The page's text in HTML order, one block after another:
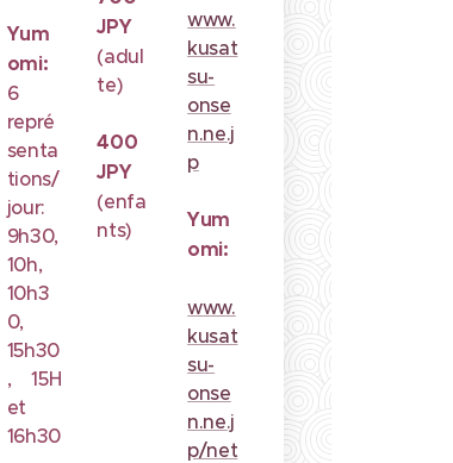
Yum
omi:
6
repré
senta
tions/
jour:
9h30,
10h,
10h3
0,
15h30
, 15H
et
16h30
JPY
(adul
te)
400
JPY
(enfa
nts)
www.
kusat
su-
onse
n.ne.j
p
Yum
omi:
www.
kusat
su-
onse
n.ne.j
p/net